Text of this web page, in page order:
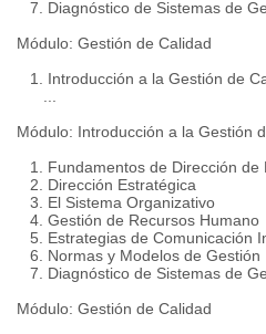
7. Diagnóstico de Sistemas de
Módulo: Gestión de Calidad
1. Introducción a la Gestión de
Módulo: Introducción a la Gestión
1. Fundamentos de Dirección de
2. Dirección Estratégica
3. El Sistema Organizativo
4. Gestión de Recursos Humano
5. Estrategias de Comunicación
6. Normas y Modelos de Gestión
7. Diagnóstico de Sistemas de
Módulo: Gestión de Calidad